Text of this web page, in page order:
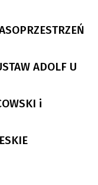
ADOLF U
i